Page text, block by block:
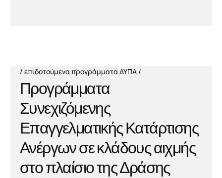
επιδοτούμενα προγράμματα ΔΥΠΑ
Προγράμματα
Συνεχιζόμενης
Επαγγελματικής Κατάρτισης
Ανέργων σε κλάδους αιχμής
στο πλαίσιο της Δράσης